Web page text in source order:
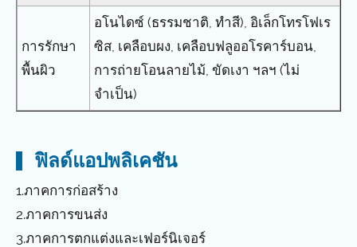
การรักษา
พื้นผิว
อโนไดซ์ (ธรรมชาติ, ทำสี), อิเล็กโทรโฟเร
ซิส, เคลือบผง, เคลือบฟลูออโรคาร์บอน,
การถ่ายโอนลายไม้, ขัดเงา ฯลฯ (ไม่
จำเป็น)
ฟิลด์แอปพลิเคชัน
1.ภาคการก่อสร้าง
2.ภาคการขนส่ง
3.ภาคการตกแต่งและเฟอร์นิเจอร์